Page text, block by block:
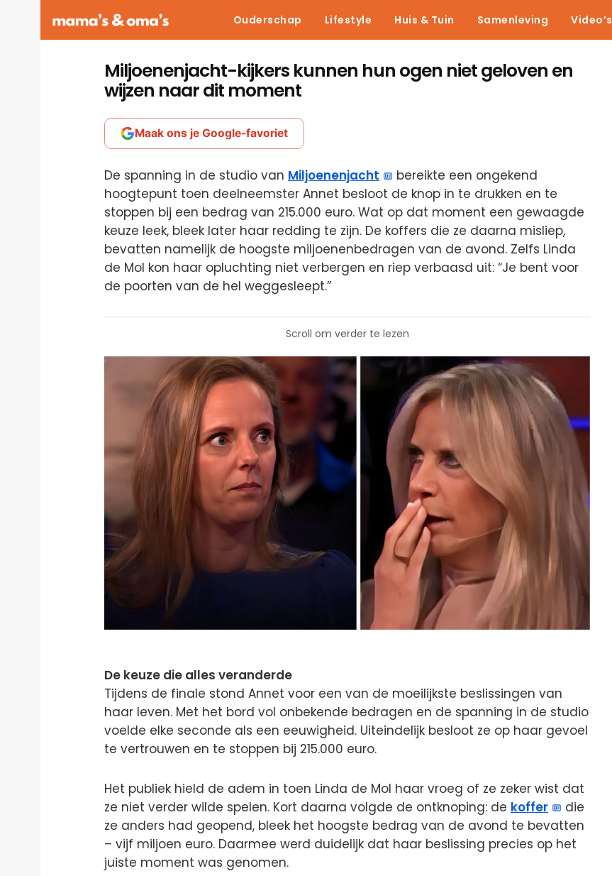
Ouderschap Lifestyle Huis & Tuin Samenleving Video’s
Miljoenenjacht-kijkers kunnen hun ogen niet geloven en
wijzen naar dit moment
Maak ons je Google-favoriet
De spanning in de studio van Miljoenenjacht
bereikte een ongekend
hoogtepunt toen deelneemster Annet besloot de knop in te drukken en te
stoppen bij een bedrag van 215.000 euro. Wat op dat moment een gewaagde
keuze leek, bleek later haar redding te zijn. De koffers die ze daarna misliep,
bevatten namelijk de hoogste miljoenenbedragen van de avond. Zelfs Linda
de Mol kon haar opluchting niet verbergen en riep verbaasd uit: “Je bent voor
de poorten van de hel weggesleept.”
Scroll om verder te lezen
De keuze die alles veranderde
Tijdens de finale stond Annet voor een van de moeilijkste beslissingen van
haar leven. Met het bord vol onbekende bedragen en de spanning in de studio
voelde elke seconde als een eeuwigheid. Uiteindelijk besloot ze op haar gevoel
te vertrouwen en te stoppen bij 215.000 euro.
Het publiek hield de adem in toen Linda de Mol haar vroeg of ze zeker wist dat
ze niet verder wilde spelen. Kort daarna volgde de ontknoping: de koffer
die
ze anders had geopend, bleek het hoogste bedrag van de avond te bevatten
– vijf miljoen euro. Daarmee werd duidelijk dat haar beslissing precies op het
juiste moment was genomen.